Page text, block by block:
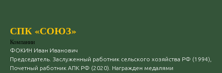
СПК «СОЮЗ»
Компании
ФОКИН Иван Иванович
Председатель. Заслуженный работник сельского хозяйства РФ (1994),
Почетный работник АПК РФ (2020). Награжден медалями